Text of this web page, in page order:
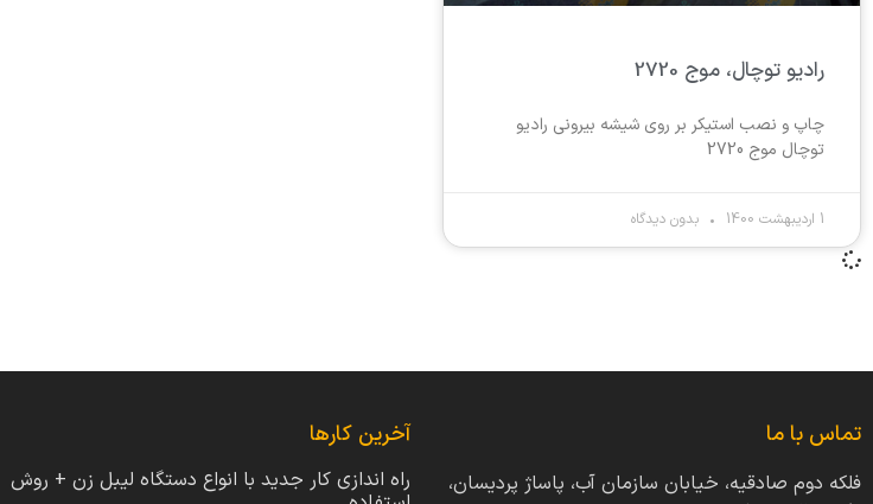
رادیو توچال، موج 2720
چاپ و نصب استیکر بر روی شیشه بیرونی رادیو
توچال موج 2720
1 اردیبهشت 1400 بدون دیدگاه
تماس با ما
فلکه دوم صادقیه، خیابان سازمان آب، پاساژ پردیسان،
آخرین کارها
راه اندازی کار جدید با انواع دستگاه لیبل زن + روش